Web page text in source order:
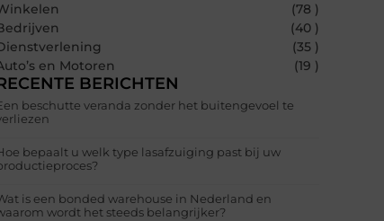
(78 )
(40 )
(35 )
en Motoren
(19 )
BERICHTEN
beschutte veranda zonder het buitengevoel te
bepaalt u welk type lasafzuiging past bij uw
is een bonded warehouse in Nederland en
wordt het steeds belangrijker?